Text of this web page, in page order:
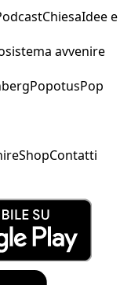
ChiesaIdee e
avvenire
PopotusPop
ShopContatti